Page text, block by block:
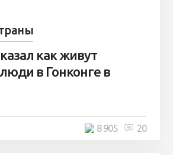
как живут
в Гонконге в
20
8 905